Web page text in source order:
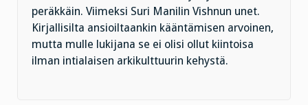
peräkkäin. Viimeksi Suri Manilin Vishnun unet.
Kirjallisilta ansioiltaankin kääntämisen arvoinen,
mutta mulle lukijana se ei olisi ollut kiintoisa
ilman intialaisen arkikulttuurin kehystä.